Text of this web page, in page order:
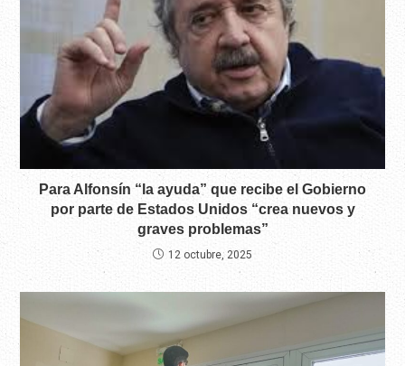
Para Alfonsín “la ayuda” que recibe el Gobierno
por parte de Estados Unidos “crea nuevos y
graves problemas”
12 octubre, 2025